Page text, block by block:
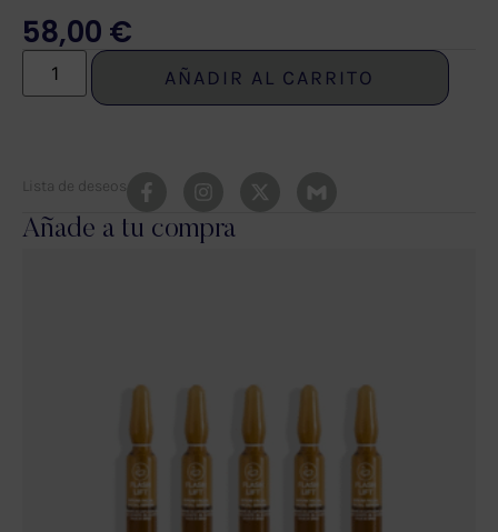
58,00 €
AÑADIR AL CARRITO
Lista de deseos
Añade a tu compra